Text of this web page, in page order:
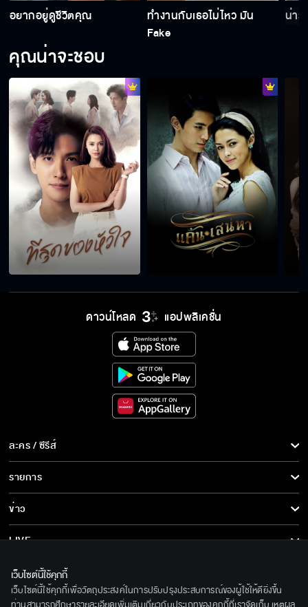
อยากอยู่ดูชีวิตคุณ
ทำงานกับเธอไม่ไหว มัน
Fake
น่า
คุณน่าจะชอบ
ดาวน์โหลด แอปพลิเคชั่น
ละคร / ซีรีส์
ละคร/ซีรีส์
ซีรีส์นานาชาติ
การ์ตูน & เกม
รายการ
รายการทั้งหมด
ข่าว
ข่าวทั้งหมด
ข่าวประชาสัมพันธ์
LIVE
เกี่ยวกับเรา
BEC World
ติดตามเราได้ที่
เว็บไซต์นี้ใช้คุกกี้
เว็บไซต์นี้ใช้คุกกี้เพื่อวัตถุประสงค์ในการปรับปรุงประสบการณ์ของผู้ใช้ให้ดียิ่งขึ้น